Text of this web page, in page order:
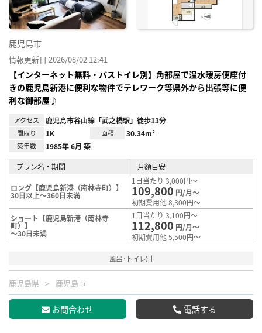
鹿児島市
情報更新日 2026/08/02 12:41
【インターネット無料・バストイレ別】角部屋で温水暖房便座付
きの鹿児島新港に便利な物件でテレワーク等県外から出張等に便
利な御部屋♪
アクセス 鹿児島市谷山線「武之橋駅」徒歩13分
間取り 1K 面積 30.34m²
築年数 1985年 6月 築
プラン名・期間 月額目安
ロング【鹿児島新港（南林寺町）】
30日以上～360日未満
1日当たり 3,000円～
109,800 円/月～
初期費用他 8,800円～
ショート【鹿児島新港（南林寺
町）】
～30日未満
1日当たり 3,100円～
112,800 円/月～
初期費用他 5,500円～
風呂･トイレ別
鹿児島県 鹿児島市
お問合わせ 電話する